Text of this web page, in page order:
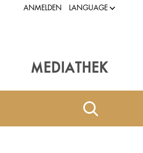
ANMELDEN LANGUAGE
MEDIATHEK